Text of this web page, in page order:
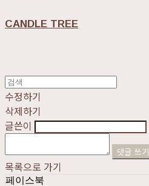
CANDLE TREE
수정하기
삭제하기
글쓴이
댓글 쓰기
목록으로 가기
페이스북